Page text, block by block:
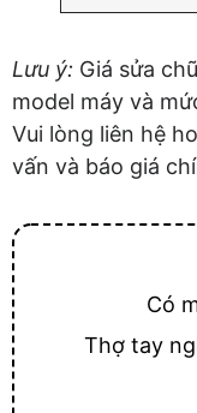
Lưu ý: Giá sửa
model máy và
Vui lòng liên hệ
vấn và báo giá
Có
Thợ tay